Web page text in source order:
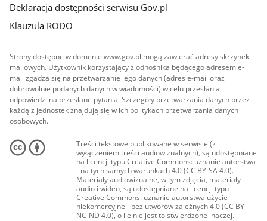
Deklaracja dostępności serwisu Gov.pl
Klauzula RODO
Strony dostępne w domenie www.gov.pl mogą zawierać adresy skrzynek
mailowych. Użytkownik korzystający z odnośnika będącego adresem e-
mail zgadza się na przetwarzanie jego danych (adres e-mail oraz
dobrowolnie podanych danych w wiadomości) w celu przesłania
odpowiedzi na przesłane pytania. Szczegóły przetwarzania danych przez
każdą z jednostek znajdują się w ich politykach przetwarzania danych
osobowych.
Treści tekstowe publikowane w serwisie (z
wyłączeniem treści audiowizualnych), są udostępniane
na licencji typu Creative Commons: uznanie autorstwa
- na tych samych warunkach 4.0 (CC BY-SA 4.0).
Materiały audiowizualne, w tym zdjęcia, materiały
audio i wideo, są udostępniane na licencji typu
Creative Commons: uznanie autorstwa użycie
niekomercyjne - bez utworów zależnych 4.0 (CC BY-
NC-ND 4.0), o ile nie jest to stwierdzone inaczej.